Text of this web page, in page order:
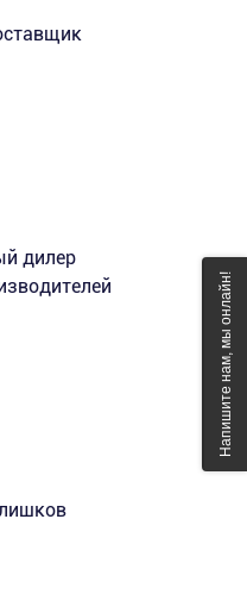
дилер
Напишите нам, мы онлайн!